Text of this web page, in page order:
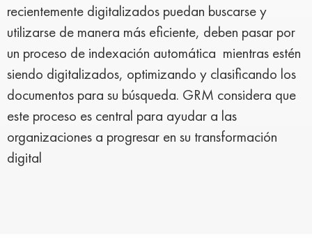
recientemente digitalizados puedan buscarse y
utilizarse de manera más eficiente, deben pasar por
un proceso de indexación automática mientras estén
siendo digitalizados, optimizando y clasificando los
documentos para su búsqueda. GRM considera que
este proceso es central para ayudar a las
organizaciones a progresar en su transformación
digital